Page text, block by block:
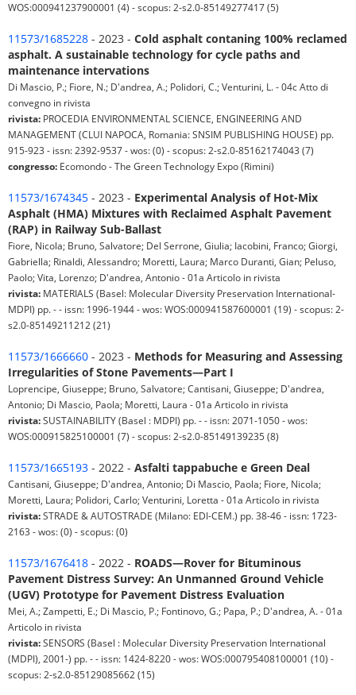
WOS:000941237900001 (4) - scopus: 2-s2.0-85149277417 (5)
11573/1685228 - 2023 - Cold asphalt contaning 100% reclamed
asphalt. A sustainable technology for cycle paths and
maintenance intervations
Di Mascio, P.; Fiore, N.; D'andrea, A.; Polidori, C.; Venturini, L. - 04c Atto di
convegno in rivista
rivista: PROCEDIA ENVIRONMENTAL SCIENCE, ENGINEERING AND
MANAGEMENT (CLUI NAPOCA, Romania: SNSIM PUBLISHING HOUSE) pp.
915-923 - issn: 2392-9537 - wos: (0) - scopus: 2-s2.0-85162174043 (7)
congresso: Ecomondo - The Green Technology Expo (Rimini)
11573/1674345 - 2023 - Experimental Analysis of Hot-Mix
Asphalt (HMA) Mixtures with Reclaimed Asphalt Pavement
(RAP) in Railway Sub-Ballast
Fiore, Nicola; Bruno, Salvatore; Del Serrone, Giulia; Iacobini, Franco; Giorgi,
Gabriella; Rinaldi, Alessandro; Moretti, Laura; Marco Duranti, Gian; Peluso,
Paolo; Vita, Lorenzo; D'andrea, Antonio - 01a Articolo in rivista
rivista: MATERIALS (Basel: Molecular Diversity Preservation International-
MDPI) pp. - - issn: 1996-1944 - wos: WOS:000941587600001 (19) - scopus: 2-
s2.0-85149211212 (21)
11573/1666660 - 2023 - Methods for Measuring and Assessing
Irregularities of Stone Pavements—Part I
Loprencipe, Giuseppe; Bruno, Salvatore; Cantisani, Giuseppe; D'andrea,
Antonio; Di Mascio, Paola; Moretti, Laura - 01a Articolo in rivista
rivista:SUSTAINABILITY (Basel : MDPI) pp. - - issn: 2071-1050 - wos:
WOS:000915825100001 (7) - scopus: 2-s2.0-85149139235 (8)
11573/1665193 - 2022 - Asfalti tappabuche e Green Deal
Cantisani, Giuseppe; D'andrea, Antonio; Di Mascio, Paola; Fiore, Nicola;
Moretti, Laura; Polidori, Carlo; Venturini, Loretta - 01a Articolo in rivista
rivista:STRADE & AUTOSTRADE (Milano: EDI-CEM.) pp. 38-46 - issn: 1723-
2163 - wos: (0) - scopus: (0)
11573/1676418 - 2022 - ROADS—Rover for Bituminous
Pavement Distress Survey: An Unmanned Ground Vehicle
(UGV) Prototype for Pavement Distress Evaluation
Mei, A.; Zampetti, E.; Di Mascio, P.; Fontinovo, G.; Papa, P.; D'andrea, A. - 01a
Articolo in rivista
rivista:SENSORS (Basel : Molecular Diversity Preservation International
(MDPI), 2001-) pp. - - issn: 1424-8220 - wos: WOS:000795408100001 (10) -
scopus: 2-s2.0-85129085662 (15)